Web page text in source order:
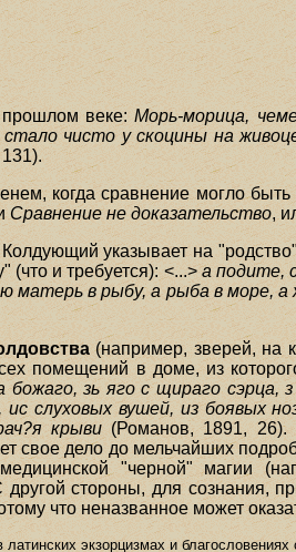
прошлом веке:Морь-морица,
стало чисто у скоцины на
когда сравнение могло
Сравнение не доказательство,
Колдующий указывает на
(что и требуется): <...>а подите,
матерь в рыбу, а рыба в море,
(например, зверей, на
помещений в доме, из
зь яго с щираго сэрца,
слуховых вушей, из боявых
крыви (Романов, 1891, 26).
свое дело до мельчайших
"черной" магии
стороны, для сознания,
что неназванное может
экзорцизмах и